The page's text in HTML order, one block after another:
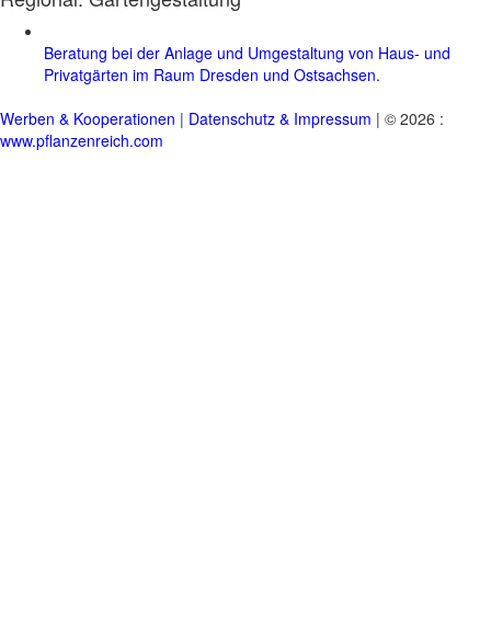
Beratung bei der Anlage und Umgestaltung von Haus- und
Privatgärten im Raum Dresden und Ostsachsen.
Werben & Kooperationen | Datenschutz & Impressum | © 2026 :
www.pflanzenreich.com